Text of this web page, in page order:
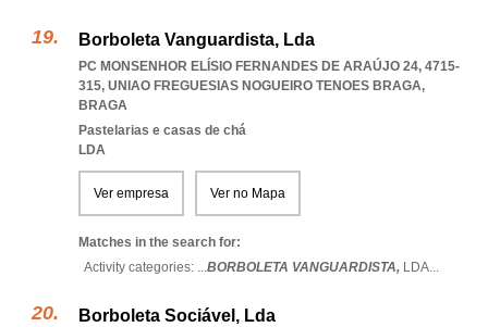
Borboleta Vanguardista, Lda
PC MONSENHOR ELÍSIO FERNANDES DE ARAÚJO 24, 4715-
315, UNIAO FREGUESIAS NOGUEIRO TENOES BRAGA,
BRAGA
Pastelarias e casas de chá
LDA
Ver empresa Ver no Mapa
Matches in the search for:
Activity categories: ...BORBOLETA VANGUARDISTA, LDA...
Borboleta Sociável, Lda